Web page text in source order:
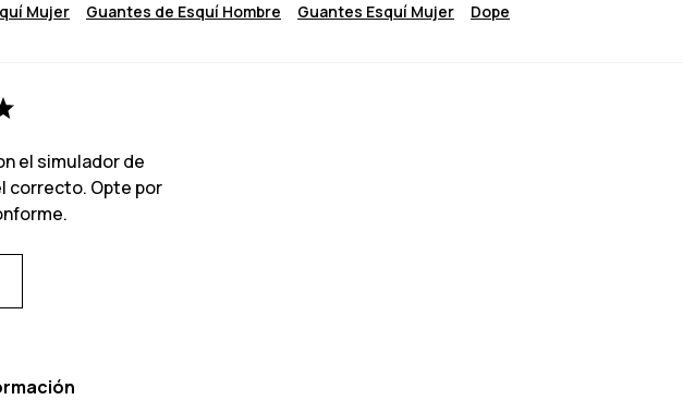
Mujer Guantes de Esquí Hombre Guantes Esquí Mujer Dope
el simulador de
correcto. Opte por